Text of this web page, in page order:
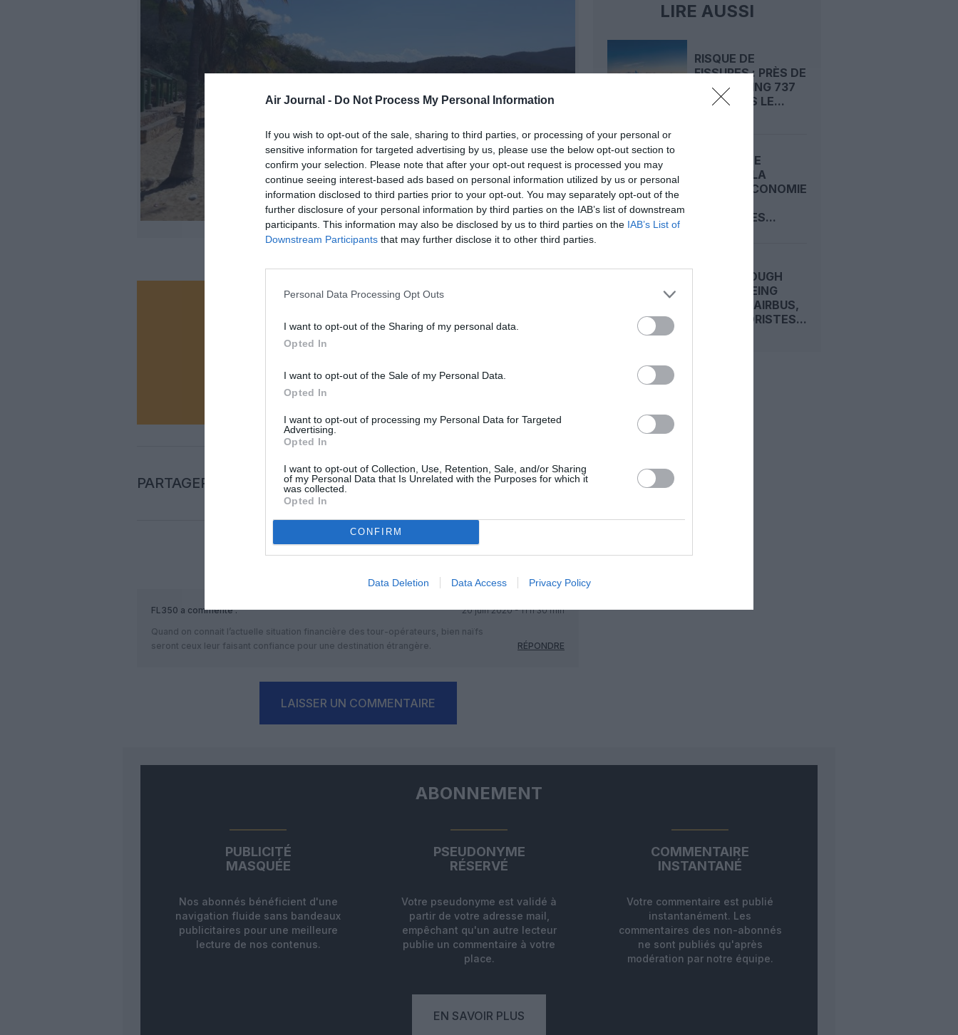
Air Journal - Do Not Process My Personal Information
If you wish to opt-out of the sale, sharing to third parties, or processing of your personal or
sensitive information for targeted advertising by us, please use the below opt-out section to
confirm your selection. Please note that after your opt-out request is processed you may
continue seeing interest-based ads based on personal information utilized by us or personal
information disclosed to third parties prior to your opt-out. You may separately opt-out of the
further disclosure of your personal information by third parties on the IAB’s list of downstream
participants. This information may also be disclosed by us to third parties on the IAB’s List of
Downstream Participants that may further disclose it to other third parties.
Personal Data Processing Opt Outs
I want to opt-out of the Sharing of my personal data.
Opted In
I want to opt-out of the Sale of my Personal Data.
Opted In
I want to opt-out of processing my Personal Data for Targeted
Advertising.
Opted In
I want to opt-out of Collection, Use, Retention, Sale, and/or Sharing
of my Personal Data that Is Unrelated with the Purposes for which it
was collected.
Opted In
CONFIRM
Data Deletion Data Access Privacy Policy
@AJ
Soutenez-nous, faites un don !
NOUS SOUTENIR
PARTAGER L'ARTICLE
FL350 a commenté :
20 juin 2020 - 11 h 30 min
Quand on connait l’actuelle situation financière des tour-opérateurs, bien naïfs
seront ceux leur faisant confiance pour une destination étrangère.
RÉPONDRE
LAISSER UN COMMENTAIRE
LIRE AUSSI
RISQUE DE
FISSURES : PRÈS DE
1 500 BOEING 737
MAX DANS LE...
CARNET DE
VOYAGE : LA
CLASSE ECONOMIE
D’EMIRATES...
FARNBOROUGH
2026 : BOEING
DEVANCE AIRBUS,
LES MOTORISTES...
ABONNEMENT
PUBLICITÉ
MASQUÉE
Nos abonnés bénéficient d'une
navigation fluide sans bandeaux
publicitaires pour une meilleure
lecture de nos contenus.
PSEUDONYME
RÉSERVÉ
Votre pseudonyme est validé à
partir de votre adresse mail,
empêchant qu'un autre lecteur
publie un commentaire à votre
place.
COMMENTAIRE
INSTANTANÉ
Votre commentaire est publié
instantanément. Les
commentaires des non-abonnés
ne sont publiés qu'après
modération par notre équipe.
EN SAVOIR PLUS